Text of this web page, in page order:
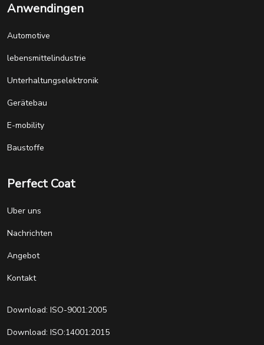
Anwendingen
Automotive
lebensmittelindustrie
Unterhaltungselektronik
Gerätebau
E-mobility
Baustoffe
Perfect Coat
Uber uns
Nachrichten
Angebot
Kontakt
Download: ISO-9001:2005
Download: ISO:14001:2015